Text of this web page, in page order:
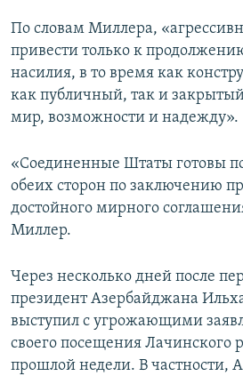
По словам Миллера,
привести только к
насилия, в то время как
как публичный, так и
мир, возможности и надежду».
«Соединенные Штаты готовы
обеих сторон по заключению
достойного мирного
Миллер.
Через несколько дней после
президент Азербайджана
выступил с угрожающими
своего посещения Лачинского
прошлой недели. В частности,